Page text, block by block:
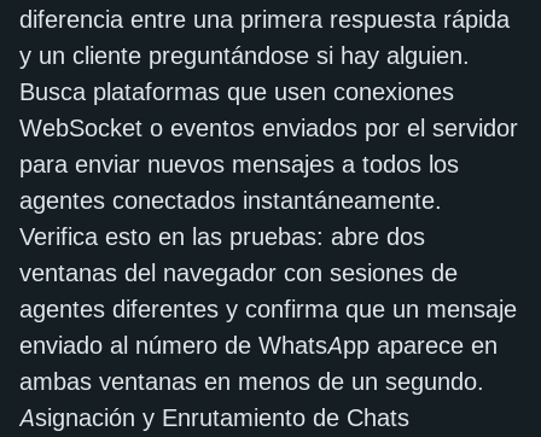
diferencia entre una primera respuesta rápida
y un cliente preguntándose si hay alguien.
Busca plataformas que usen conexiones
WebSocket o eventos enviados por el servidor
para enviar nuevos mensajes a todos los
agentes conectados instantáneamente.
Verifica esto en las pruebas: abre dos
ventanas del navegador con sesiones de
agentes diferentes y confirma que un mensaje
enviado al número de WhatsApp aparece en
ambas ventanas en menos de un segundo.
Asignación y Enrutamiento de Chats